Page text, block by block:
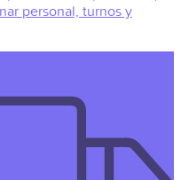
personal, turnos y